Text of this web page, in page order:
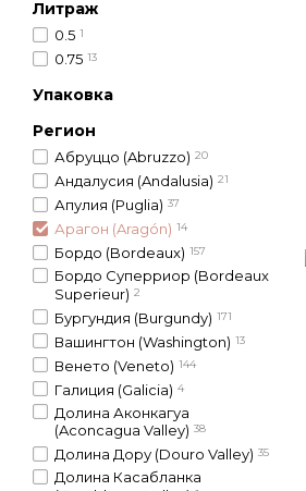
Литраж
0.5 1
0.75 13
Упаковка
Регион
Абруццо (Abruzzo) 20
Андалусия (Andalusia) 21
Апулия (Puglia) 37
Арагон (Aragón) 14
Бордо (Bordeaux) 157
Бордо Суперриор (Bordeaux
Superieur) 2
Бургундия (Burgundy) 171
Вашингтон (Washington) 13
Венето (Veneto) 144
Галиция (Galicia) 4
Долина Аконкагуа
(Aconcagua Valley) 38
Долина Дору (Douro Valley) 35
Долина Касабланка